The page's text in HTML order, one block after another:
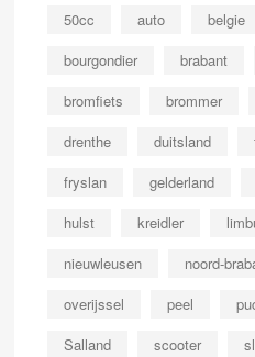
50cc auto belgie
bourgondier
brabant
bromfiets
brommer
drenthe
duitsland
fryslan
gelderland
hulst
kreidler
nieuwleusen
noord-
overijssel
peel
Salland
scooter